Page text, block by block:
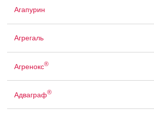
Агапурин
Агрегаль
Агренокс®
Адваграф®